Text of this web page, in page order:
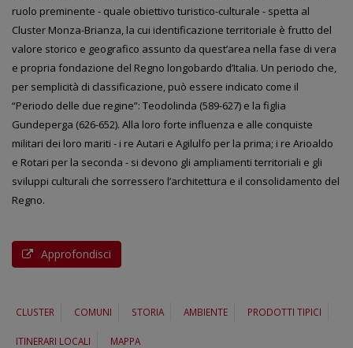
ruolo preminente - quale obiettivo turistico-culturale - spetta al
Cluster Monza-Brianza, la cui identificazione territoriale è frutto del
valore storico e geografico assunto da quest’area nella fase di vera
e propria fondazione del Regno longobardo d’Italia. Un periodo che,
per semplicità di classificazione, può essere indicato come il
“Periodo delle due regine”: Teodolinda (589-627) e la figlia
Gundeperga (626-652). Alla loro forte influenza e alle conquiste
militari dei loro mariti - i re Autari e Agilulfo per la prima; i re Arioaldo
e Rotari per la seconda - si devono gli ampliamenti territoriali e gli
sviluppi culturali che sorressero l’architettura e il consolidamento del
Regno.
Approfondisci
CLUSTER COMUNI STORIA AMBIENTE PRODOTTI TIPICI
ITINERARI LOCALI MAPPA